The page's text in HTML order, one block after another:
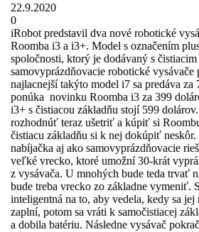
22.9.2020
0
iRobot predstavil dva nové robotické
Roomba i3 a i3+. Model s označením
spoločnosti, ktorý je dodávaný s
samovyprázdňovacie robotické vysávače
najlacnejší takýto model i7 sa predáva
ponúka novinku Roomba i3 za 399
i3+ s čistiacou základňu stojí 599
rozhodnúť teraz ušetriť a kúpiť si
čistiacu základňu si k nej dokúpiť
nabíjačka aj ako samovyprázdňovacie
veľké vrecko, ktoré umožní 30-krát
z vysávača. U mnohých bude teda trvať
bude treba vrecko zo základne vymeniť.
inteligentná na to, aby vedela, kedy sa jej
zaplní, potom sa vráti k samočistiacej
a dobila batériu. Následne vysávač